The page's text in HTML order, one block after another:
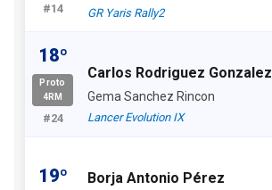
#14 GR Yaris Rally2
18º
Proto
4RM
#24
Carlos Rodriguez Gonzalez
Gema Sanchez Rincon
Lancer Evolution IX
19º
Borja Antonio Pérez